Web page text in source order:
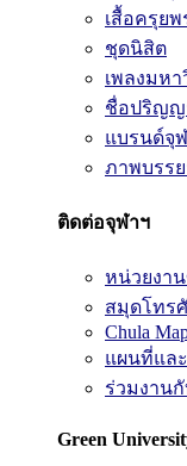
เสื้อครุย
ชุดนิสิต
เพลงมห
ชื่อปริญญ
แบรนด์จุ
ภาพบรร
ติดต่อจุฬาฯ
หน่วยงา
สมุดโทร
Chula
แผนที่แล
ร่วมงาน
Green